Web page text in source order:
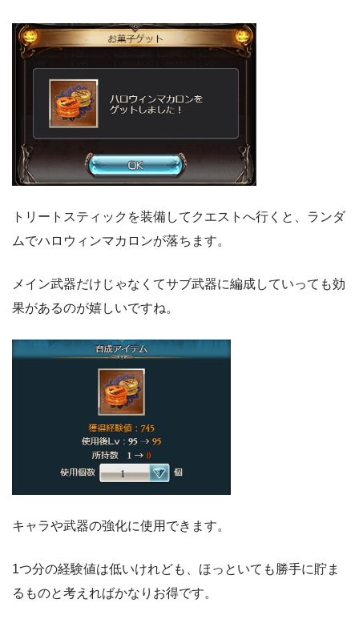
トリートスティックを装備してクエストへ行くと、ランダ
ムでハロウィンマカロンが落ちます。
メイン武器だけじゃなくてサブ武器に編成していっても効
果があるのが嬉しいですね。
キャラや武器の強化に使用できます。
1つ分の経験値は低いけれども、ほっといても勝手に貯ま
るものと考えればかなりお得です。